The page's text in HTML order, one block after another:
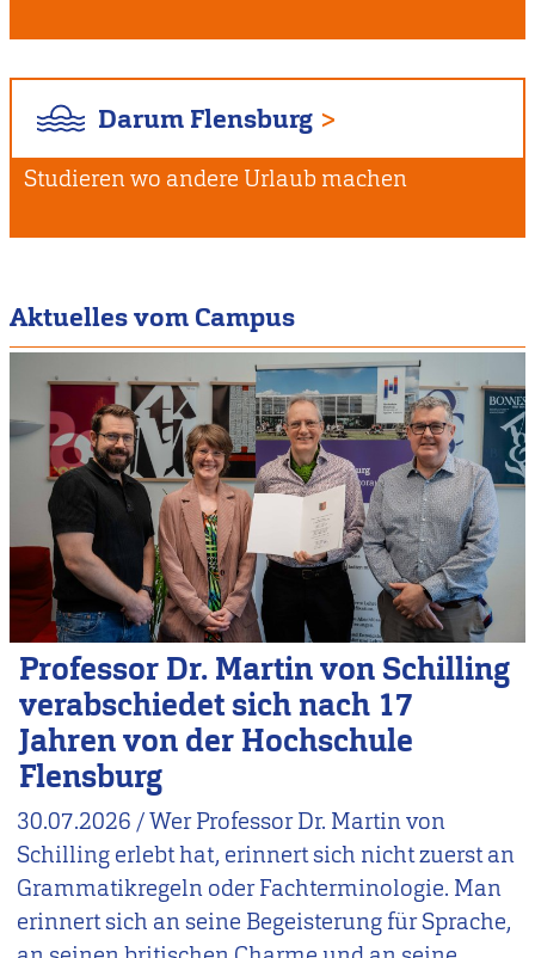
Darum Flensburg
Studieren wo andere Urlaub machen
Aktuelles vom Campus
Professor Dr. Martin von Schilling
verabschiedet sich nach 17
Jahren von der Hochschule
Flensburg
30.07.2026 /Wer Professor Dr. Martin von
Schilling erlebt hat, erinnert sich nicht zuerst an
Grammatikregeln oder Fachterminologie. Man
erinnert sich an seine Begeisterung für Sprache,